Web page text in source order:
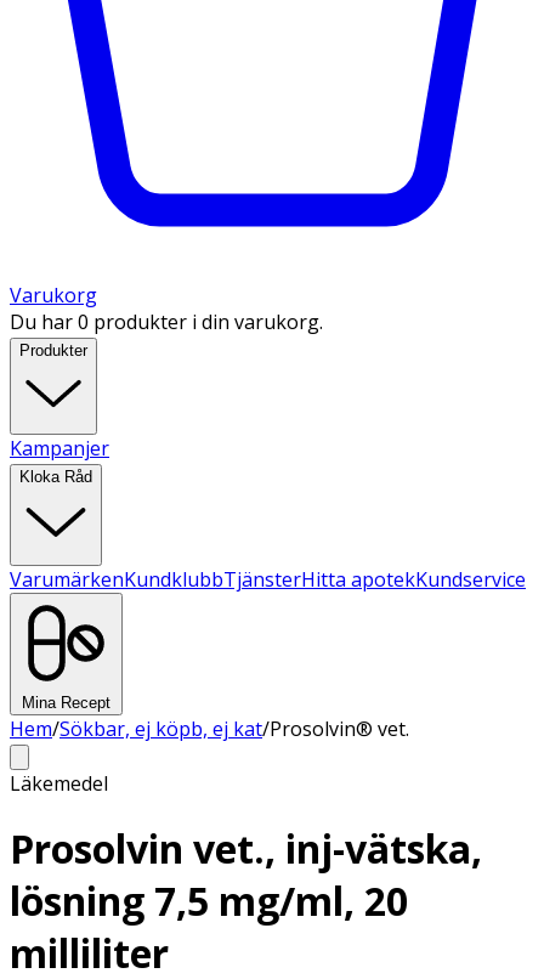
Varukorg
Du har 0 produkter i din varukorg.
Produkter
Kampanjer
Kloka Råd
VarumärkenKundklubbTjänsterHitta apotekKundservice
Mina Recept
Hem/Sökbar, ej köpb, ej kat/Prosolvin® vet.
Läkemedel
Prosolvin vet., inj-vätska,
lösning 7,5 mg/ml, 20
milliliter